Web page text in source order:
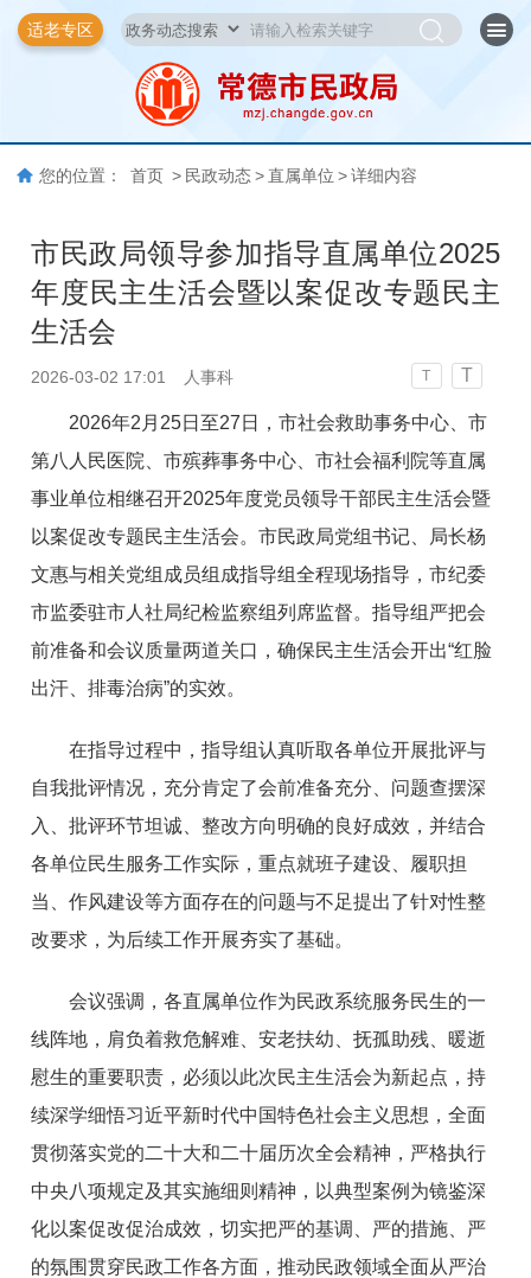
适老专区
您的位置： 首页 > 民政动态 > 直属单位 > 详细内容
市民政局领导参加指导直属单位2025
年度民主生活会暨以案促改专题民主
生活会
2026-03-02 17:01 人事科 T T
2026年2月25日至27日，市社会救助事务中心、市
第八人民医院、市殡葬事务中心、市社会福利院等直属
事业单位相继召开2025年度党员领导干部民主生活会暨
以案促改专题民主生活会。市民政局党组书记、局长杨
文惠与相关党组成员组成指导组全程现场指导，市纪委
市监委驻市人社局纪检监察组列席监督。指导组严把会
前准备和会议质量两道关口，确保民主生活会开出“红脸
出汗、排毒治病”的实效。
在指导过程中，指导组认真听取各单位开展批评与
自我批评情况，充分肯定了会前准备充分、问题查摆深
入、批评环节坦诚、整改方向明确的良好成效，并结合
各单位民生服务工作实际，重点就班子建设、履职担
当、作风建设等方面存在的问题与不足提出了针对性整
改要求，为后续工作开展夯实了基础。
会议强调，各直属单位作为民政系统服务民生的一
线阵地，肩负着救危解难、安老扶幼、抚孤助残、暖逝
慰生的重要职责，必须以此次民主生活会为新起点，持
续深学细悟习近平新时代中国特色社会主义思想，全面
贯彻落实党的二十大和二十届历次全会精神，严格执行
中央八项规定及其实施细则精神，以典型案例为镜鉴深
化以案促改促治成效，切实把严的基调、严的措施、严
的氛围贯穿民政工作各方面，推动民政领域全面从严治